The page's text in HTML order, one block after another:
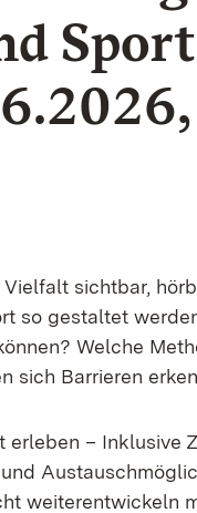
Sport
sichtbar,
so gestaltet
Welche
sich Barrieren
– Inklusive
weiterentwickeln